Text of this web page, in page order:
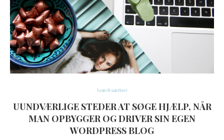
Iværksætteri
UUNDVÆRLIGE STEDER AT SØGE HJÆLP, NÅR
MAN OPBYGGER OG DRIVER SIN EGEN
WORDPRESS BLOG